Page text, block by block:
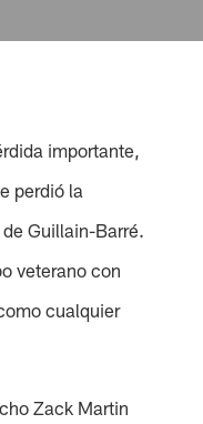
importante,
perdió la
Guillain-Barré.
veterano con
cualquier
Zack Martin